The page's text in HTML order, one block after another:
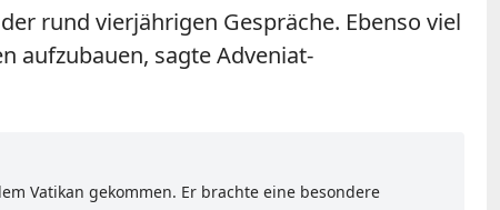
rund vierjährigen Gespräche. Ebenso viel
aufzubauen, sagte Adveniat-
Vatikan gekommen. Er brachte eine besondere